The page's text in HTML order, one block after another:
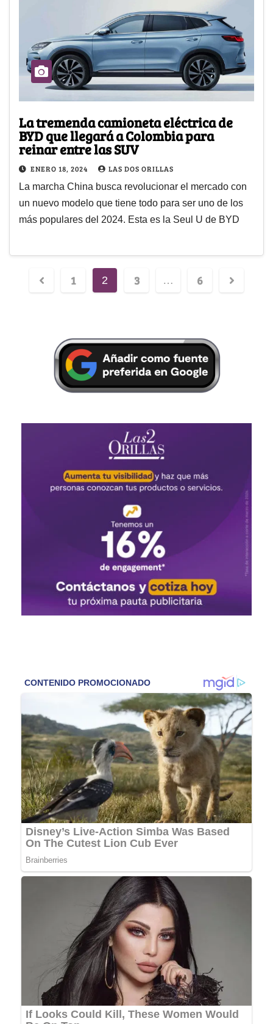
La tremenda camioneta eléctrica de
BYD que llegará a Colombia para
reinar entre las SUV
ENERO 18, 2024 LAS DOS ORILLAS
La marcha China busca revolucionar el mercado con
un nuevo modelo que tiene todo para ser uno de los
más populares del 2024. Esta es la Seul U de BYD
1 2 3 … 6